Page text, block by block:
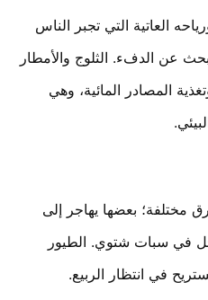
العاتية التي تجبر الناس
عن الدفء. الثلوج والأمطار
المصادر المائية، وهي
مختلفة؛ بعضها يهاجر إلى
في سبات شتوي. الطيور
في انتظار الربيع.